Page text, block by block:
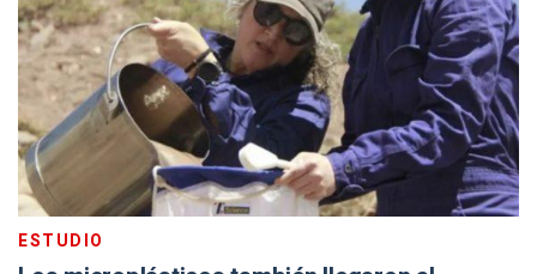
ESTUDIO